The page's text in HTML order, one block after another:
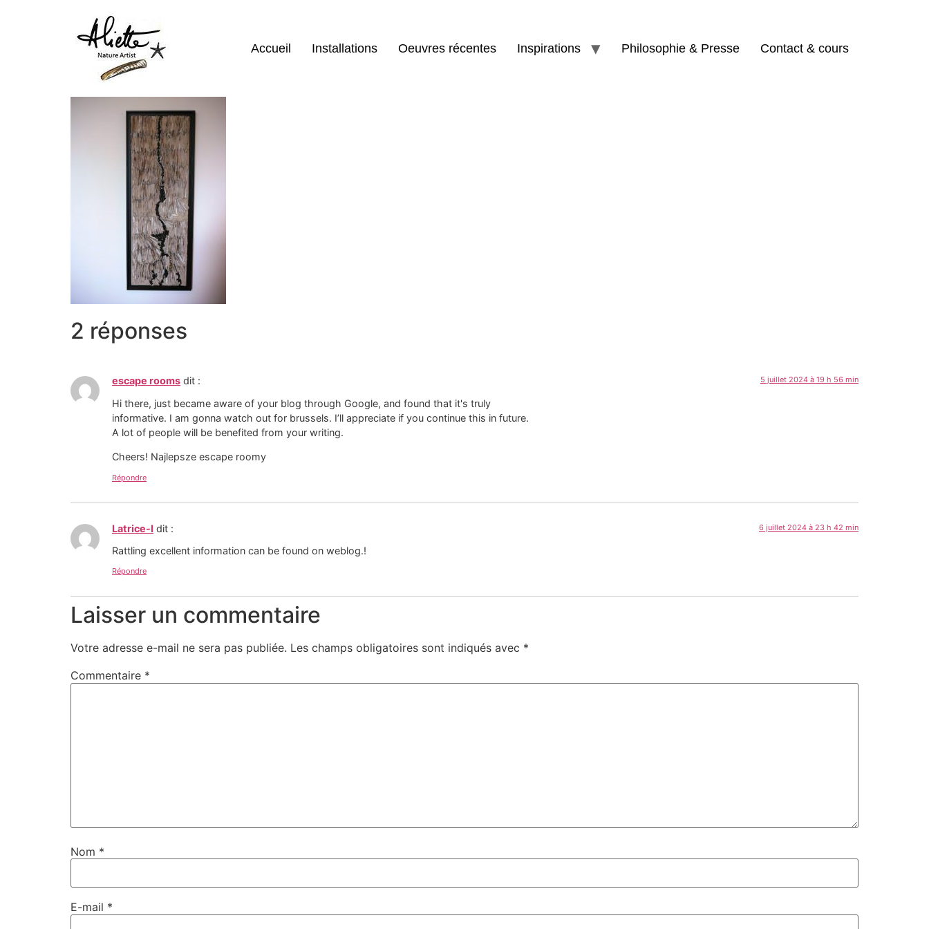
Accueil Installations Oeuvres récentes Inspirations Philosophie & Presse Contact & cours
2 réponses
escape rooms dit : 5 juillet 2024 à 19 h 56 min
Hi there, just became aware of your blog through Google, and found that it's truly
informative. I am gonna watch out for brussels. I’ll appreciate if you continue this in future.
A lot of people will be benefited from your writing.
Cheers! Najlepsze escape roomy
Répondre
Latrice-I dit : 6 juillet 2024 à 23 h 42 min
Rattling excellent information can be found on weblog.!
Répondre
Laisser un commentaire
Votre adresse e-mail ne sera pas publiée. Les champs obligatoires sont indiqués avec *
Commentaire *
Nom *
E-mail *